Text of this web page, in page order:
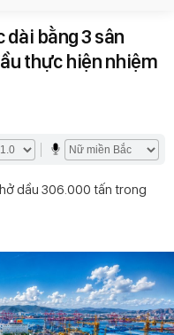
dài bằng 3 sân
thực hiện nhiệm
dầu 306.000 tấn trong